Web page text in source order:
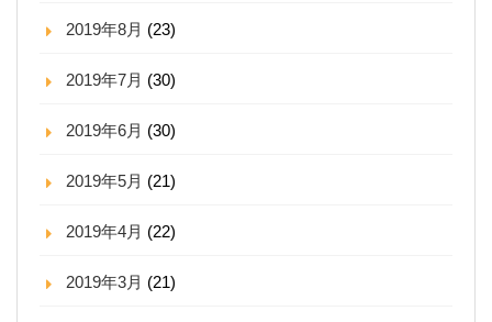
2019年8月 (23)
2019年7月 (30)
2019年6月 (30)
2019年5月 (21)
2019年4月 (22)
2019年3月 (21)